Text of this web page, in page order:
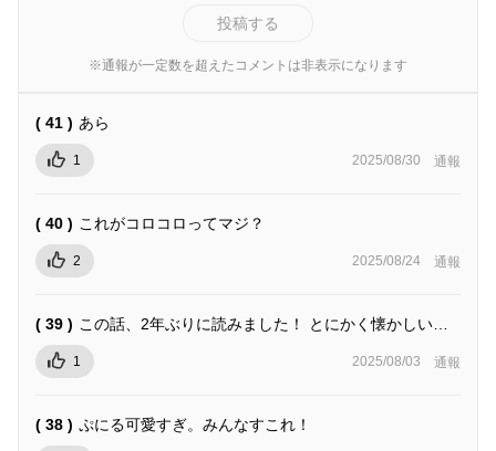
投稿する
※通報が一定数を超えたコメントは非表示になります
( 41 ) あら
1 2025/08/30 通報
( 40 ) これがコロコロってマジ？
2 2025/08/24 通報
( 39 ) この話、2年ぶりに読みました！ とにかく懐かしい…
1 2025/08/03 通報
( 38 ) ぷにる可愛すぎ。みんなすこれ！